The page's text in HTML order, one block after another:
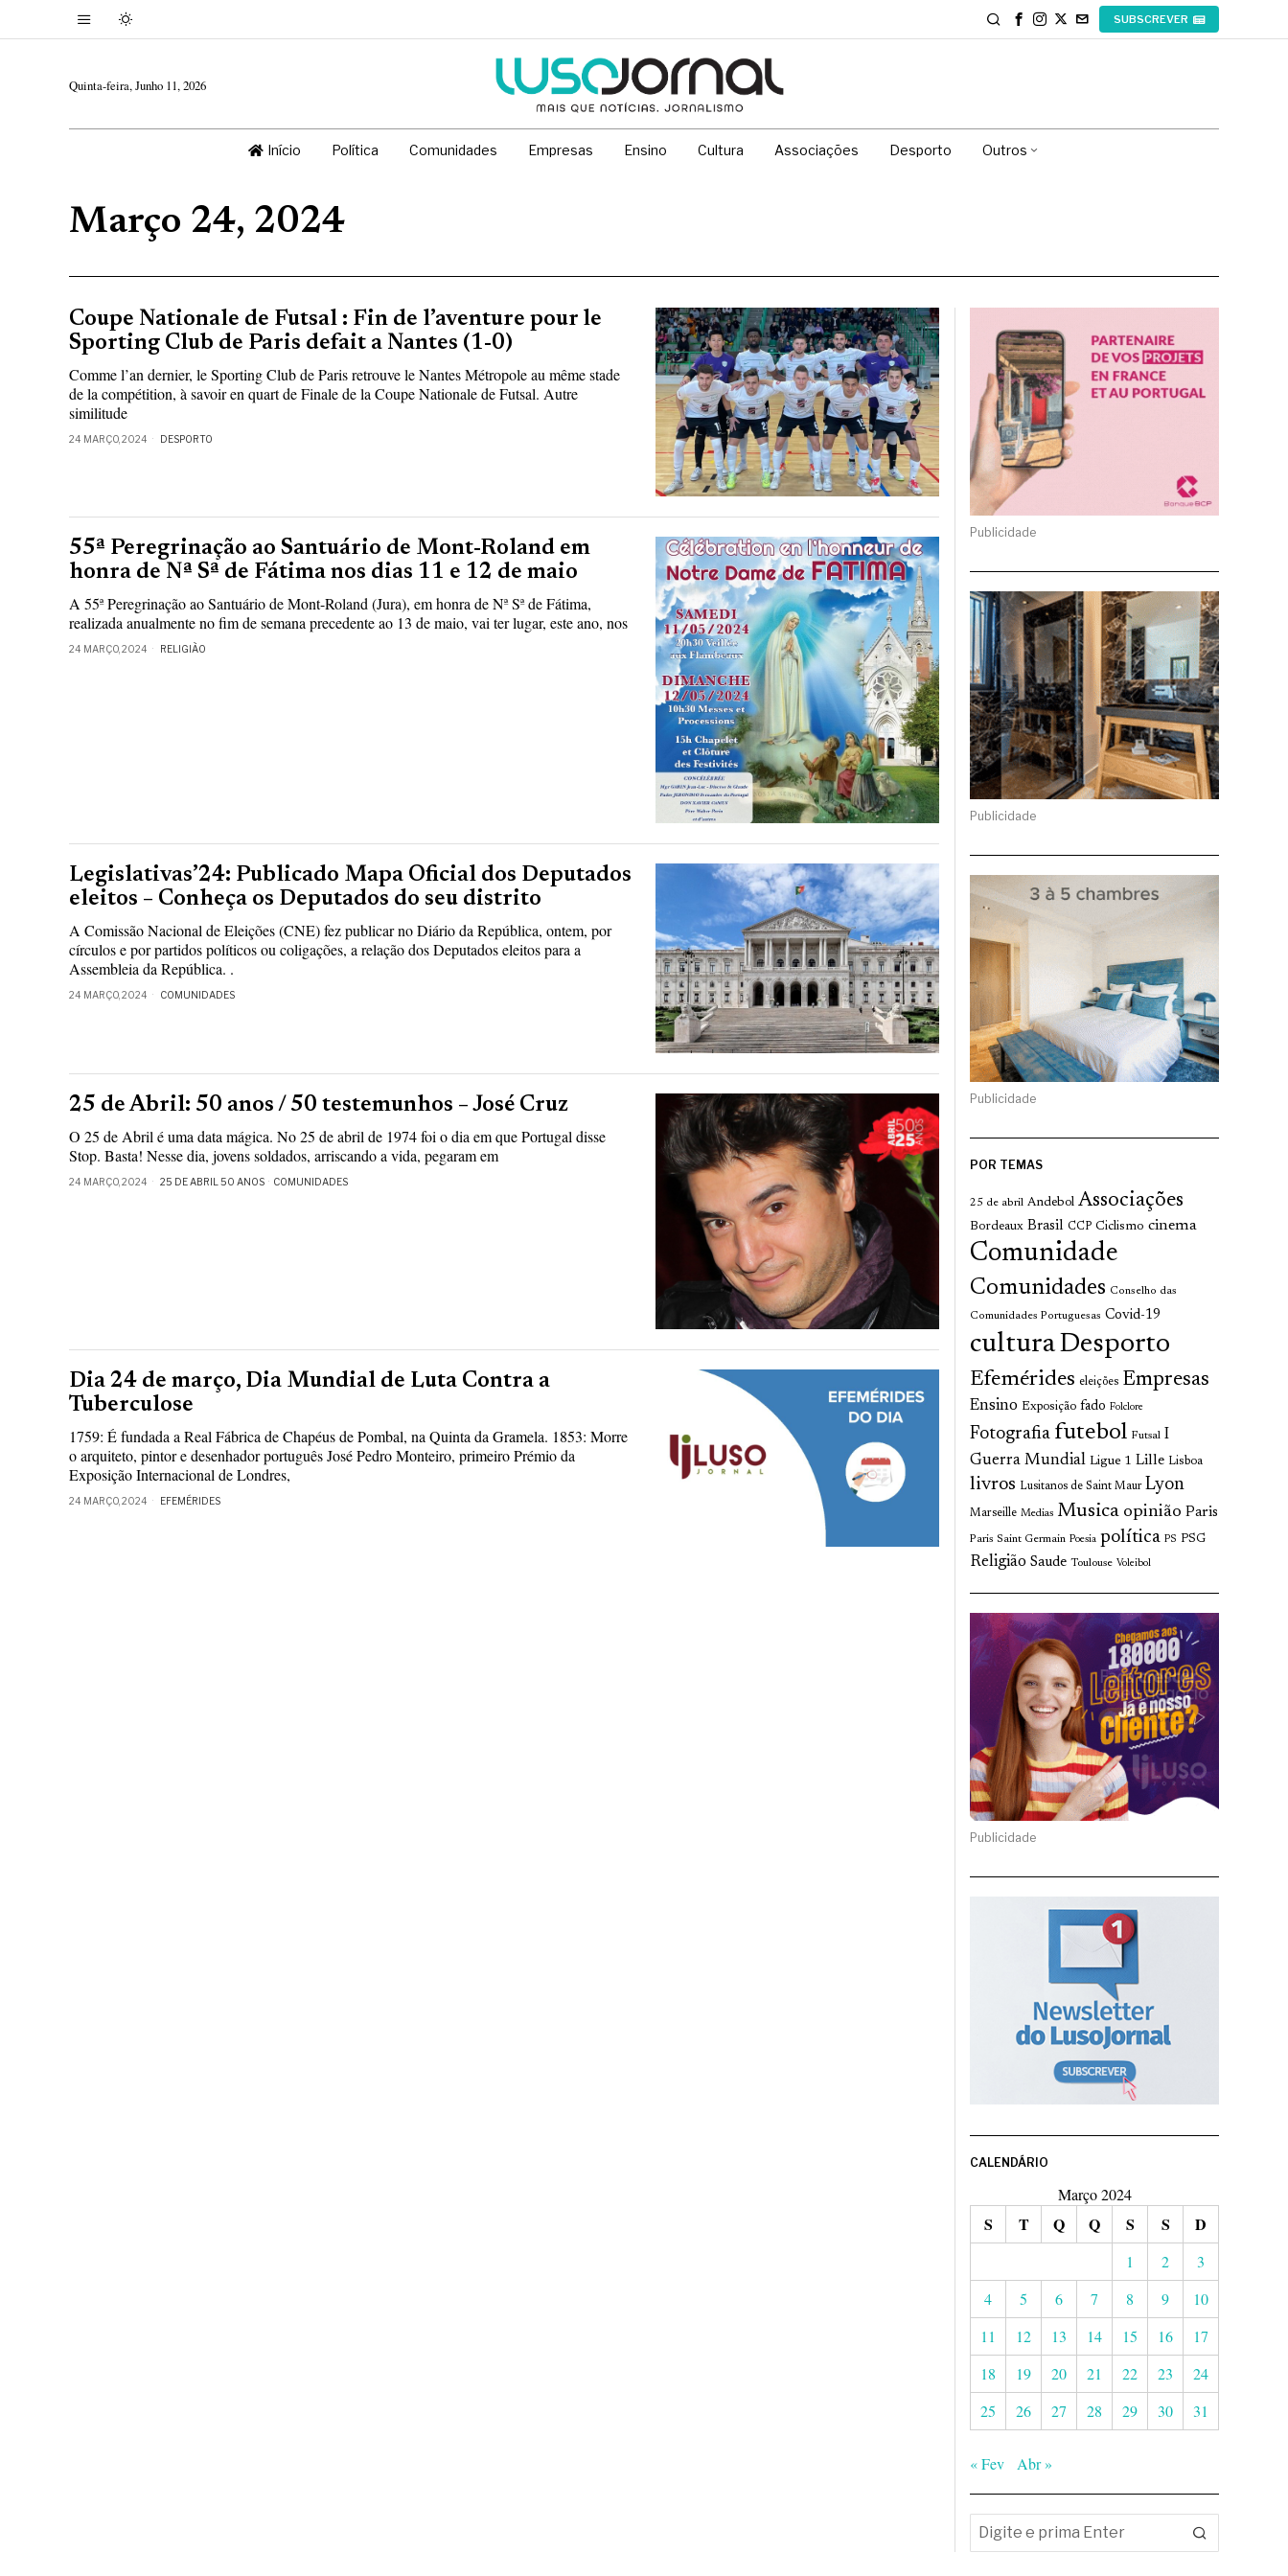
SUBSCREVER
Quinta-feira, Junho 11, 2026
Início Política Comunidades Empresas Ensino Cultura Associações Desporto Outros
Março 24, 2024
Coupe Nationale de Futsal : Fin de l’aventure pour le
Sporting Club de Paris defait a Nantes (1-0)
Comme l’an dernier, le Sporting Club de Paris retrouve le Nantes Métropole au même stade
de la compétition, à savoir en quart de Finale de la Coupe Nationale de Futsal. Autre
similitude
24 MARÇO, 2024 DESPORTO
55ª Peregrinação ao Santuário de Mont-Roland em
honra de Nª Sª de Fátima nos dias 11 e 12 de maio
A 55ª Peregrinação ao Santuário de Mont-Roland (Jura), em honra de Nª Sª de Fátima,
realizada anualmente no fim de semana precedente ao 13 de maio, vai ter lugar, este ano, nos
24 MARÇO, 2024 RELIGIÃO
Legislativas’24: Publicado Mapa Oficial dos Deputados
eleitos – Conheça os Deputados do seu distrito
A Comissão Nacional de Eleições (CNE) fez publicar no Diário da República, ontem, por
círculos e por partidos políticos ou coligações, a relação dos Deputados eleitos para a
Assembleia da República. .
24 MARÇO, 2024 COMUNIDADES
25 de Abril: 50 anos / 50 testemunhos – José Cruz
O 25 de Abril é uma data mágica. No 25 de abril de 1974 foi o dia em que Portugal disse
Stop. Basta! Nesse dia, jovens soldados, arriscando a vida, pegaram em
24 MARÇO, 2024 25 DE ABRIL 50 ANOS · COMUNIDADES
Dia 24 de março, Dia Mundial de Luta Contra a
Tuberculose
1759: É fundada a Real Fábrica de Chapéus de Pombal, na Quinta da Gramela. 1853: Morre
o arquiteto, pintor e desenhador português José Pedro Monteiro, primeiro Prémio da
Exposição Internacional de Londres,
24 MARÇO, 2024 EFEMÉRIDES
Publicidade
Publicidade
Publicidade
POR TEMAS
25 de abril Andebol Associações
Bordeaux Brasil CCP Ciclismo cinema
Comunidade
Comunidades Conselho das
Comunidades Portuguesas Covid-19
culturaDesporto
Efemérides eleições Empresas
Ensino Exposição fado Folclore
Fotografia futebol Futsal I
Guerra Mundial Ligue 1 Lille Lisboa
livros Lusitanos de Saint Maur Lyon
Marseille Medias Musica opinião Paris
Paris Saint Germain Poesia política PS PSG
Religião Saude Toulouse Voleibol
Publicidade
CALENDÁRIO
Março 2024
S T Q Q S S D
1 2
3
4
5 6 7 8 9
10
11
12 13 14 15 16
17
18
19 20 21 22 23
24
25
26 27 28 29 30 31
« Fev Abr »